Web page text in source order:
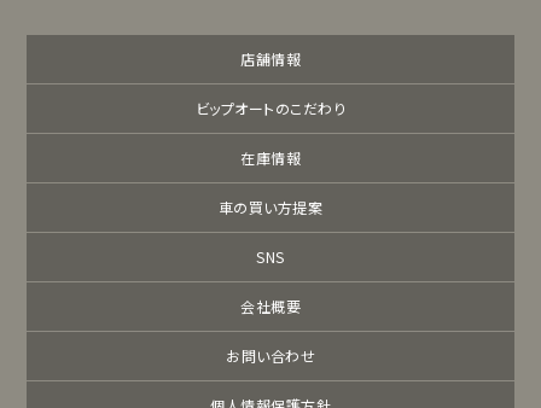
店舗情報
ビップオートのこだわり
在庫情報
車の買い方提案
SNS
会社概要
お問い合わせ